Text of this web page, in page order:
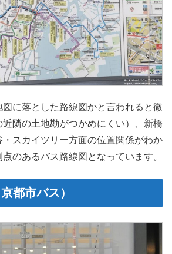
に落とした路線図かと言われると微
隣の土地勘がつかめにくい）、新橋
・スカイツリー方面の位置関係がわか
のあるバス路線図となっています。
都市バス）